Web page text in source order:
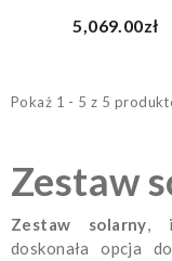
5,069.00zł
Pokaż 1 - 5 z 5
Zestaw
Zestaw solarny,
doskonała opcja